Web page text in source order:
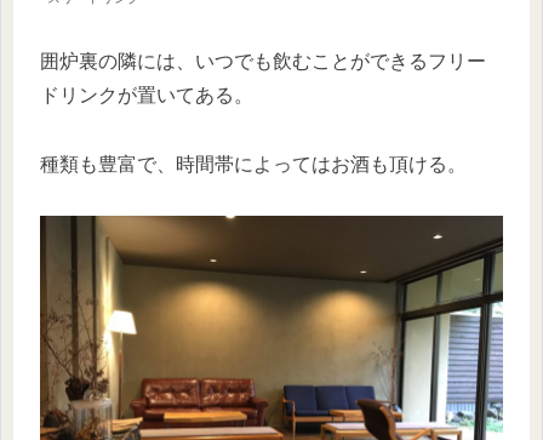
囲炉裏の隣には、いつでも飲むことができるフリー
ドリンクが置いてある。
種類も豊富で、時間帯によってはお酒も頂ける。